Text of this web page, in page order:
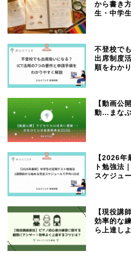
から書き
生・中学
不登校で
出席制度
順をわか
【動画公
動…まな
【2026年
ト勉強法
スケジュ
【現役講
効率的な
ら上達し